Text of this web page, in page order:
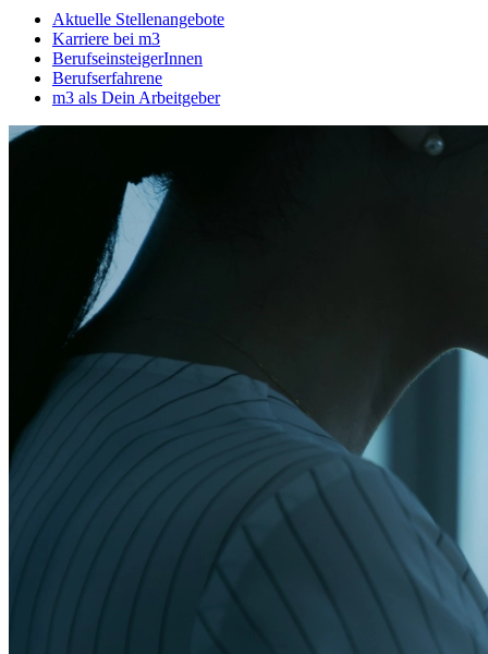
Aktuelle Stellenangebote
Karriere bei m3
BerufseinsteigerInnen
Berufserfahrene
m3 als Dein Arbeitgeber